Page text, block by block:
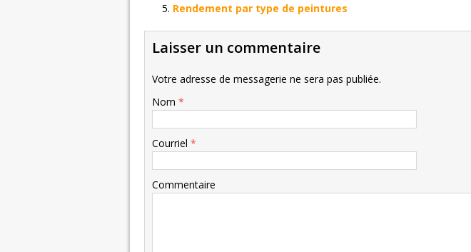
Rendement par type de peintures
Laisser un commentaire
Votre adresse de messagerie ne sera pas publiée.
Nom *
Courriel *
Commentaire